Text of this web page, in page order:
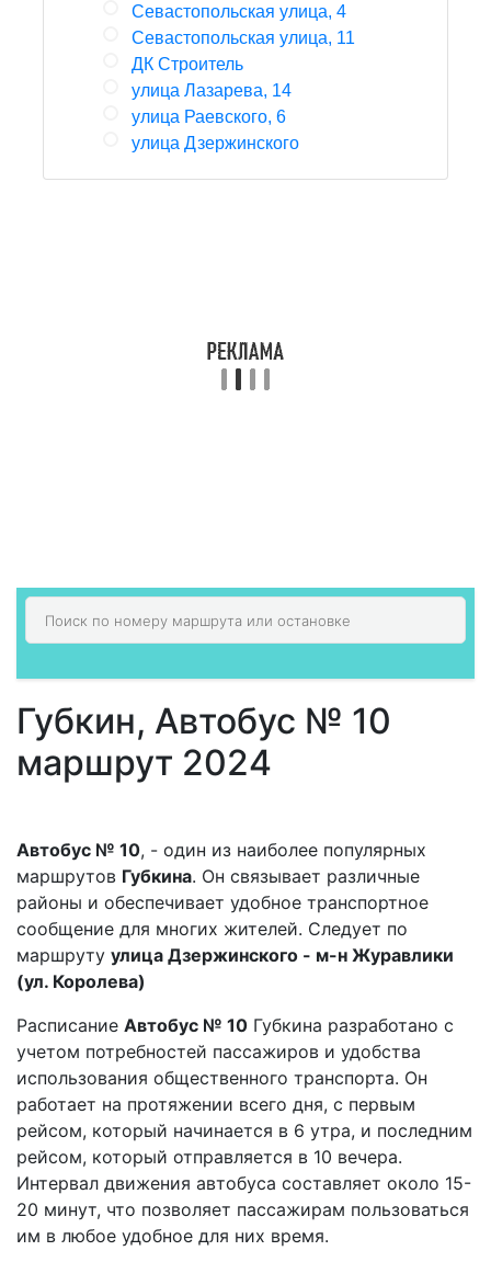
Севастопольская улица, 4
Севастопольская улица, 11
ДК Строитель
улица Лазарева, 14
улица Раевского, 6
улица Дзержинского
Губкин, Автобус № 10
маршрут 2024
Автобус № 10, - один из наиболее популярных
маршрутов Губкина. Он связывает различные
районы и обеспечивает удобное транспортное
сообщение для многих жителей. Следует по
маршруту улица Дзержинского - м-н Журавлики
(ул. Королева)
Расписание Автобус № 10 Губкина разработано с
учетом потребностей пассажиров и удобства
использования общественного транспорта. Он
работает на протяжении всего дня, с первым
рейсом, который начинается в 6 утра, и последним
рейсом, который отправляется в 10 вечера.
Интервал движения автобуса составляет около 15-
20 минут, что позволяет пассажирам пользоваться
им в любое удобное для них время.